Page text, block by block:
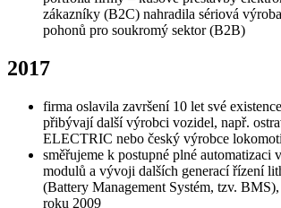
zákazníky (B2C) nahradila sériová
pohonů pro soukromý sektor (B2B)
2017
firma oslavila završení 10 let své
přibývají další výrobci vozidel, např.
ELECTRIC nebo český výrobce
směřujeme k postupné plné automatizaci
modulů a vývoji dalších generací řízení
(Battery Management Systém, tzv.
roku 2009